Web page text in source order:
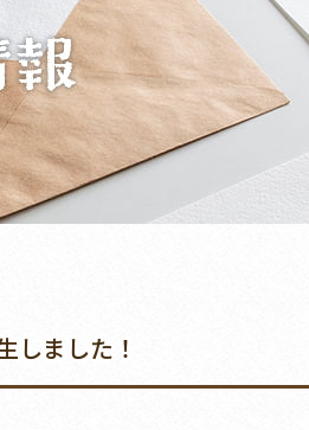
しました！